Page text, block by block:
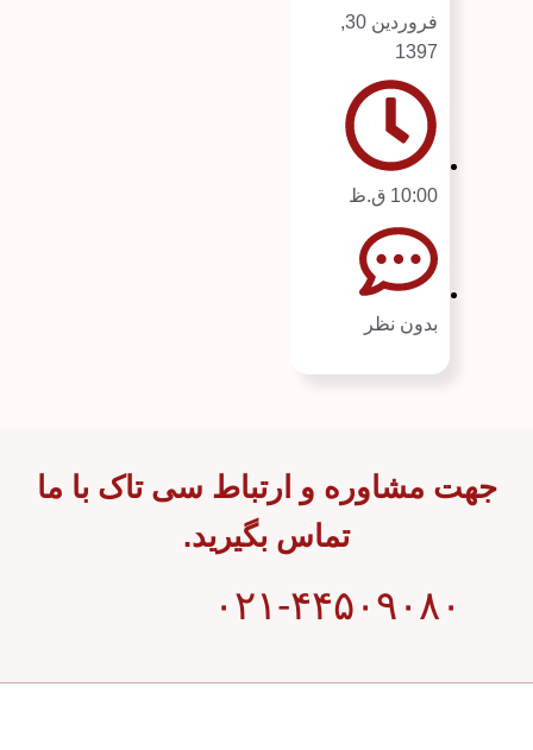
فروردین 30,
1397
10:00 ق.ظ
بدون نظر
جهت مشاوره و ارتباط سی تاک با ما
تماس بگیرید.
۰۲۱-۴۴۵۰۹۰۸۰